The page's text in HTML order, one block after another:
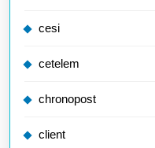
cesi
cetelem
chronopost
client